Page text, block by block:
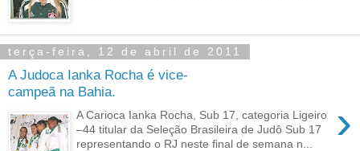
terça-feira, 12 de abril de 2011
A Judoca Ianka Rocha é vice-
campeã na Bahia.
›
A Carioca Ianka Rocha, Sub 17, categoria Ligeiro
–44 titular da Seleção Brasileira de Judô Sub 17
representando o RJ neste final de semana n...